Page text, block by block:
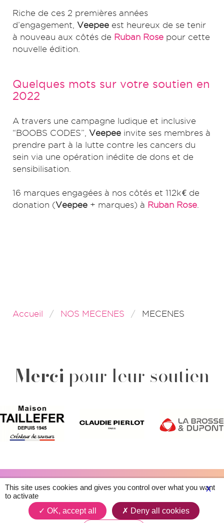
Riche de ces 2 premières années
d’engagement, Veepee est heureux de se tenir
à nouveau aux côtés de Ruban Rose pour cette
nouvelle édition.
Quelques mots sur votre soutien en
2022
A travers une campagne ludique et inclusive
“BOOBS CODES”, Veepee invite ses membres à
prendre part à la lutte contre les cancers du
sein via une opération inédite de dons et de
sensibilisation.​
16 marques engagées à nos côtés et 112k€ de
donation (Veepee + marques) à Ruban Rose
Accueil NOS MECENES MECENES
Merci pour leur soutien
Plan du site Contacts Légal & crédits X
This site uses cookies and gives you control over what you want
to activate
OK, accept all
Deny all cookies